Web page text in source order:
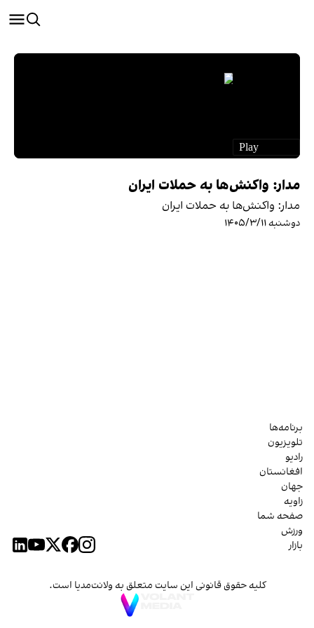
مدار: واکنش‌ها به حملات ایران
مدار: واکنش‌ها به حملات ایران
دوشنبه ۱۴۰۵/۳/۱۱
برنامه‌ها
تلویزیون
رادیو
افغانستان
جهان
زاویه
صفحه شما
ورزش
بازار
کلیه حقوق قانونی این سایت متعلق به ولانت‌مدیا است.